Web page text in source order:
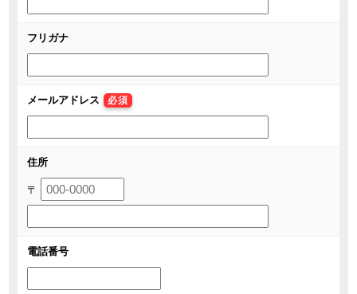
フリガナ
メールアドレス 必須
住所
〒
電話番号